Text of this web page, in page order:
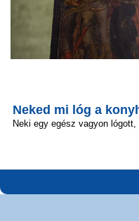
Neked mi lóg a
Neki egy egész vagyon